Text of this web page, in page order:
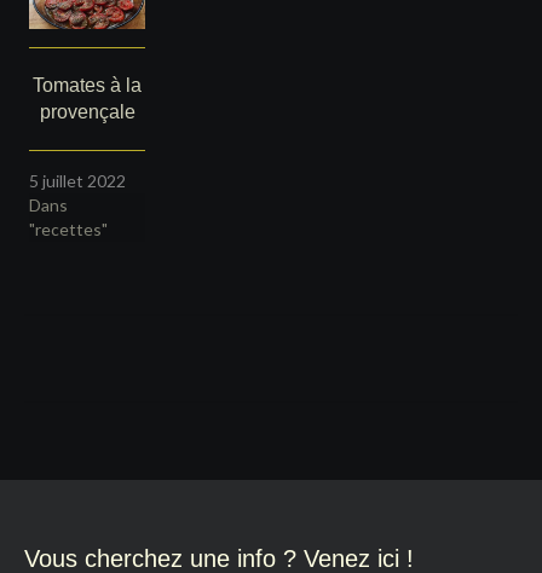
Tomates à la
provençale
5 juillet 2022
Dans
"recettes"
Vous cherchez une info ? Venez ici !